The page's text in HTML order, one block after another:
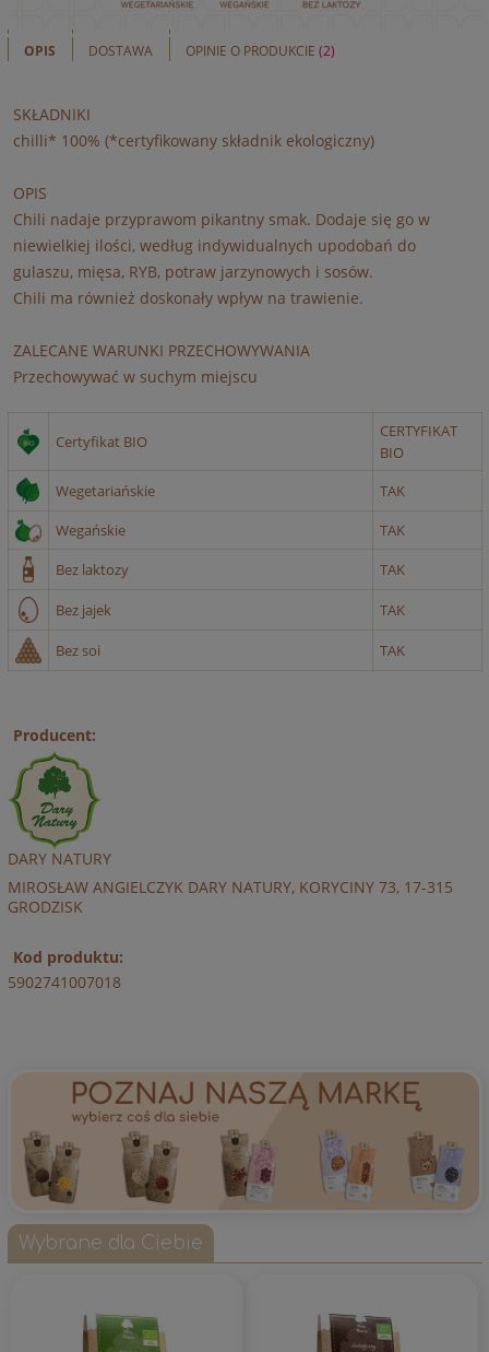
OPIS DOSTAWA OPINIE O PRODUKCIE (2)
SKŁADNIKI
chilli* 100% (*certyfikowany składnik ekologiczny)
OPIS
Chili nadaje przyprawom pikantny smak. Dodaje się go w
niewielkiej ilości, według indywidualnych upodobań do
gulaszu, mięsa, RYB, potraw jarzynowych i sosów.
Chili ma również doskonały wpływ na trawienie.
ZALECANE WARUNKI PRZECHOWYWANIA
Przechowywać w suchym miejscu
Certyfikat BIO
CERTYFIKAT
BIO
Wegetariańskie
TAK
Wegańskie
TAK
Bez laktozy
TAK
Bez jajek TAK
Bez soi TAK
Producent:
DARY NATURY
MIROSŁAW ANGIELCZYK DARY NATURY, KORYCINY 73, 17-315
GRODZISK
Kod produktu:
5902741007018
Wybrane dla Ciebie